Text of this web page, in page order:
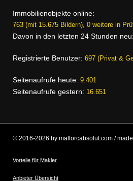
Immobilienobjekte online:
763 (mit 15.675 Bildern), 0 weitere in
Davon in den letzten 24 Stunden neu:
Registrierte Benutzer: 697 (Privat &
Seitenaufrufe heute: 9.401
Seitenaufrufe gestern: 16.651
© 2016-2026 by mallorcabsolut.com /
Vorteile für Makler
Anbieter Übersicht